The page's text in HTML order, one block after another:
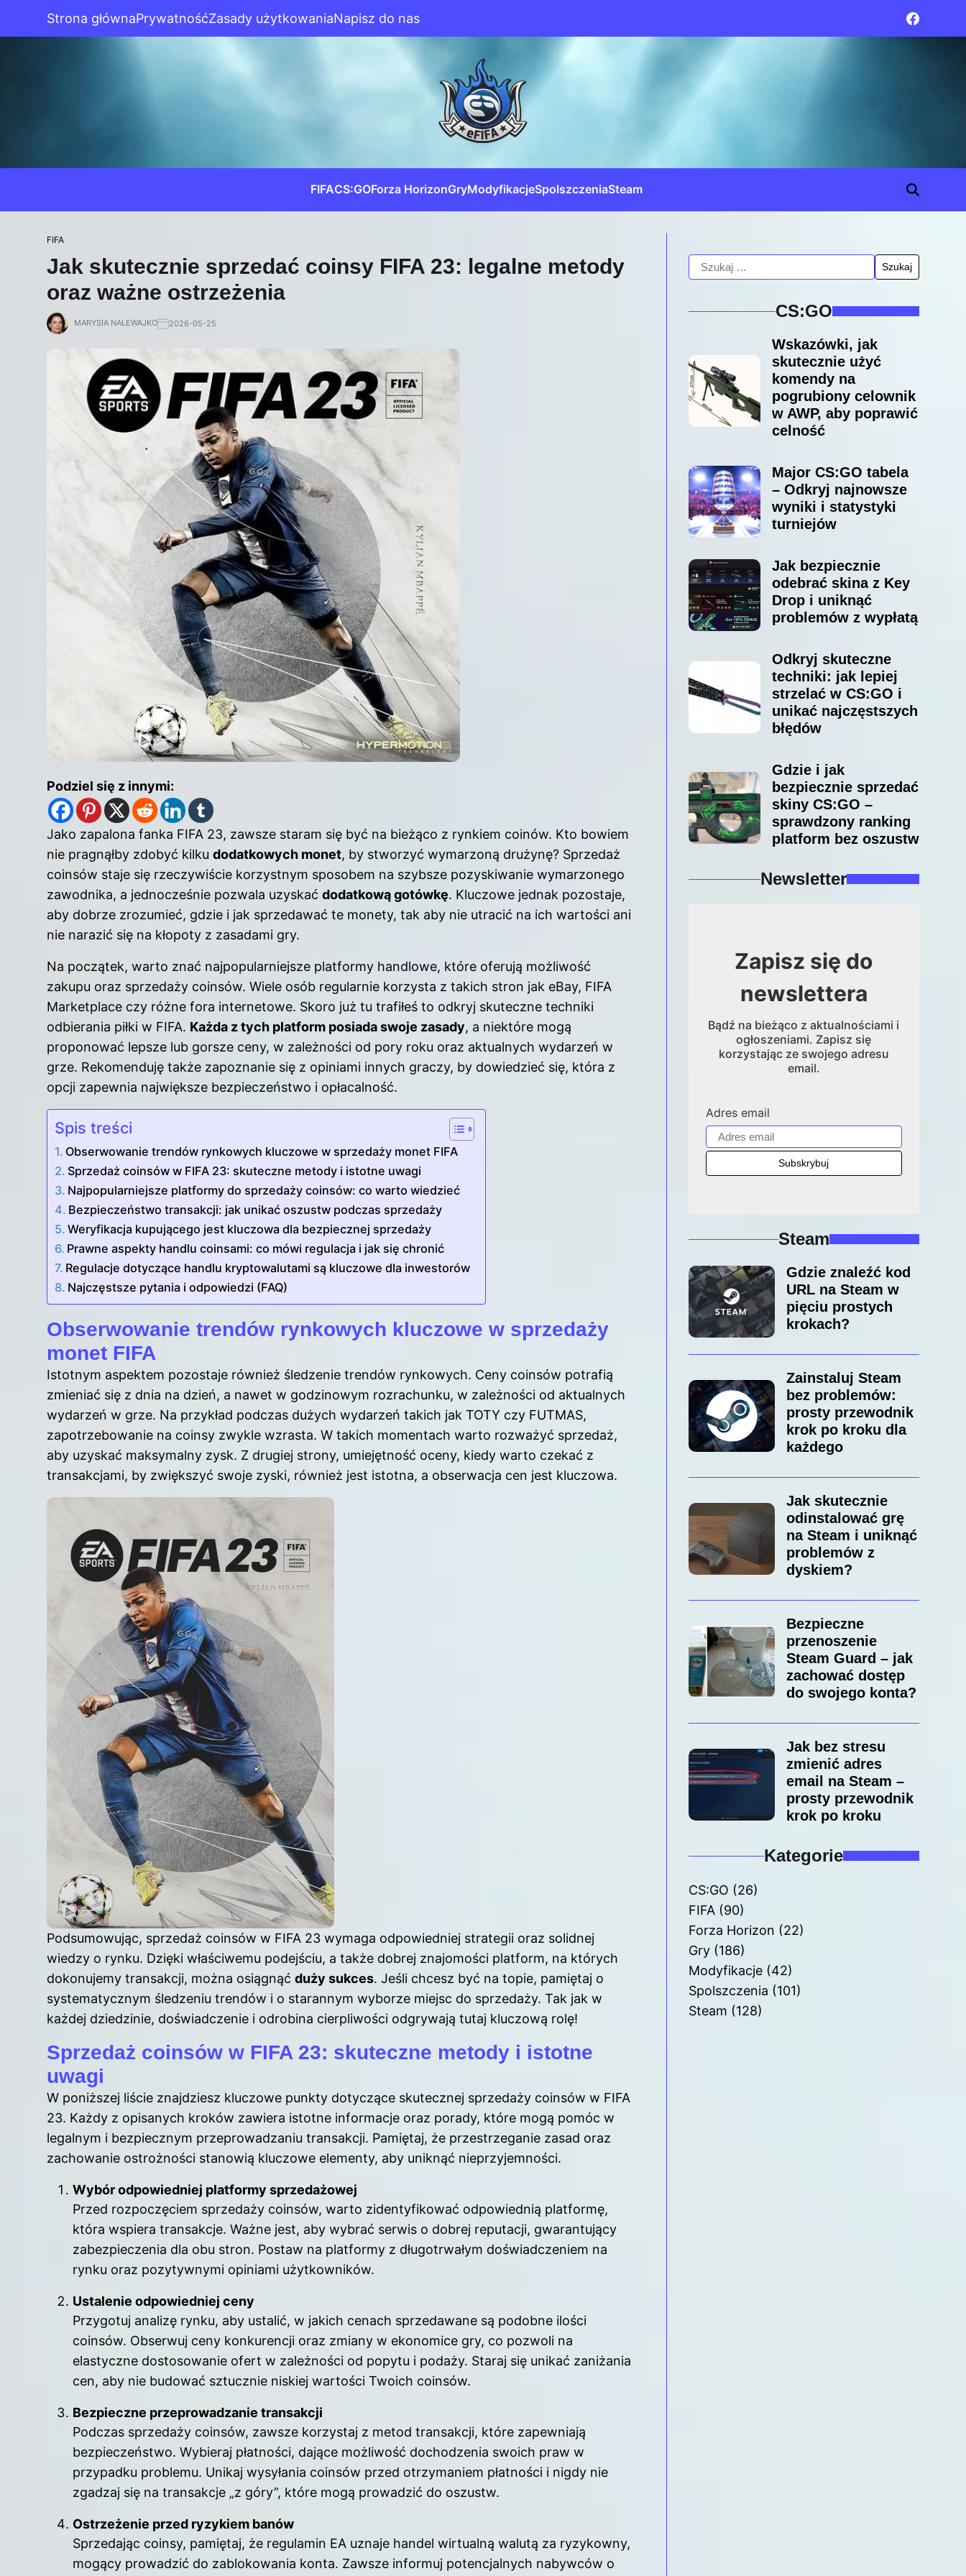
Strona głównaPrywatnośćZasady użytkowaniaNapisz do nas
FIFACS:GOForza HorizonGryModyfikacjeSpolszczeniaSteam
FIFA
Jak skutecznie sprzedać coinsy FIFA 23: legalne metody
oraz ważne ostrzeżenia
MARYSIA NALEWAJKO 2026-05-25
Podziel się z innymi:
Jako zapalona fanka FIFA 23, zawsze staram się być na bieżąco z rynkiem coinów. Kto bowiem
nie pragnąłby zdobyć kilku dodatkowych monet, by stworzyć wymarzoną drużynę? Sprzedaż
coinsów staje się rzeczywiście korzystnym sposobem na szybsze pozyskiwanie wymarzonego
zawodnika, a jednocześnie pozwala uzyskać dodatkową gotówkę. Kluczowe jednak pozostaje,
aby dobrze zrozumieć, gdzie i jak sprzedawać te monety, tak aby nie utracić na ich wartości ani
nie narazić się na kłopoty z zasadami gry.
Na początek, warto znać najpopularniejsze platformy handlowe, które oferują możliwość
zakupu oraz sprzedaży coinsów. Wiele osób regularnie korzysta z takich stron jak eBay, FIFA
Marketplace czy różne fora internetowe. Skoro już tu trafiłeś to odkryj skuteczne techniki
odbierania piłki w FIFA. Każda z tych platform posiada swoje zasady, a niektóre mogą
proponować lepsze lub gorsze ceny, w zależności od pory roku oraz aktualnych wydarzeń w
grze. Rekomenduję także zapoznanie się z opiniami innych graczy, by dowiedzieć się, która z
opcji zapewnia największe bezpieczeństwo i opłacalność.
Spis treści
Obserwowanie trendów rynkowych kluczowe w sprzedaży monet FIFA
Sprzedaż coinsów w FIFA 23: skuteczne metody i istotne uwagi
Najpopularniejsze platformy do sprzedaży coinsów: co warto wiedzieć
Bezpieczeństwo transakcji: jak unikać oszustw podczas sprzedaży
Weryfikacja kupującego jest kluczowa dla bezpiecznej sprzedaży
Prawne aspekty handlu coinsami: co mówi regulacja i jak się chronić
Regulacje dotyczące handlu kryptowalutami są kluczowe dla inwestorów
Najczęstsze pytania i odpowiedzi (FAQ)
Obserwowanie trendów rynkowych kluczowe w sprzedaży
monet FIFA
Istotnym aspektem pozostaje również śledzenie trendów rynkowych. Ceny coinsów potrafią
zmieniać się z dnia na dzień, a nawet w godzinowym rozrachunku, w zależności od aktualnych
wydarzeń w grze. Na przykład podczas dużych wydarzeń takich jak TOTY czy FUTMAS,
zapotrzebowanie na coinsy zwykle wzrasta. W takich momentach warto rozważyć sprzedaż,
aby uzyskać maksymalny zysk. Z drugiej strony, umiejętność oceny, kiedy warto czekać z
transakcjami, by zwiększyć swoje zyski, również jest istotna, a obserwacja cen jest kluczowa.
Podsumowując, sprzedaż coinsów w FIFA 23 wymaga odpowiedniej strategii oraz solidnej
wiedzy o rynku. Dzięki właściwemu podejściu, a także dobrej znajomości platform, na których
dokonujemy transakcji, można osiągnąć duży sukces. Jeśli chcesz być na topie, pamiętaj o
systematycznym śledzeniu trendów i o starannym wyborze miejsc do sprzedaży. Tak jak w
każdej dziedzinie, doświadczenie i odrobina cierpliwości odgrywają tutaj kluczową rolę!
Sprzedaż coinsów w FIFA 23: skuteczne metody i istotne
uwagi
W poniższej liście znajdziesz kluczowe punkty dotyczące skutecznej sprzedaży coinsów w FIFA
23. Każdy z opisanych kroków zawiera istotne informacje oraz porady, które mogą pomóc w
legalnym i bezpiecznym przeprowadzaniu transakcji. Pamiętaj, że przestrzeganie zasad oraz
zachowanie ostrożności stanowią kluczowe elementy, aby uniknąć nieprzyjemności.
Wybór odpowiedniej platformy sprzedażowej
Przed rozpoczęciem sprzedaży coinsów, warto zidentyfikować odpowiednią platformę,
która wspiera transakcje. Ważne jest, aby wybrać serwis o dobrej reputacji, gwarantujący
zabezpieczenia dla obu stron. Postaw na platformy z długotrwałym doświadczeniem na
rynku oraz pozytywnymi opiniami użytkowników.
Ustalenie odpowiedniej ceny
Przygotuj analizę rynku, aby ustalić, w jakich cenach sprzedawane są podobne ilości
coinsów. Obserwuj ceny konkurencji oraz zmiany w ekonomice gry, co pozwoli na
elastyczne dostosowanie ofert w zależności od popytu i podaży. Staraj się unikać zaniżania
cen, aby nie budować sztucznie niskiej wartości Twoich coinsów.
Bezpieczne przeprowadzanie transakcji
Podczas sprzedaży coinsów, zawsze korzystaj z metod transakcji, które zapewniają
bezpieczeństwo. Wybieraj płatności, dające możliwość dochodzenia swoich praw w
przypadku problemu. Unikaj wysyłania coinsów przed otrzymaniem płatności i nigdy nie
zgadzaj się na transakcje „z góry”, które mogą prowadzić do oszustw.
Ostrzeżenie przed ryzykiem banów
Sprzedając coinsy, pamiętaj, że regulamin EA uznaje handel wirtualną walutą za ryzykowny,
mogący prowadzić do zablokowania konta. Zawsze informuj potencjalnych nabywców o
CS:GO
Wskazówki, jak
skutecznie użyć
komendy na
pogrubiony celownik
w AWP, aby poprawić
celność
Major CS:GO tabela
– Odkryj najnowsze
wyniki i statystyki
turniejów
Jak bezpiecznie
odebrać skina z Key
Drop i uniknąć
problemów z wypłatą
Odkryj skuteczne
techniki: jak lepiej
strzelać w CS:GO i
unikać najczęstszych
błędów
Gdzie i jak
bezpiecznie sprzedać
skiny CS:GO –
sprawdzony ranking
platform bez oszustw
Newsletter
Zapisz się do
newslettera
Bądź na bieżąco z aktualnościami i
ogłoszeniami. Zapisz się
korzystając ze swojego adresu
email.
Adres email
Steam
Gdzie znaleźć kod
URL na Steam w
pięciu prostych
krokach?
Zainstaluj Steam
bez problemów:
prosty przewodnik
krok po kroku dla
każdego
Jak skutecznie
odinstalować grę
na Steam i uniknąć
problemów z
dyskiem?
Bezpieczne
przenoszenie
Steam Guard – jak
zachować dostęp
do swojego konta?
Jak bez stresu
zmienić adres
email na Steam –
prosty przewodnik
krok po kroku
Kategorie
CS:GO (26)
FIFA(90)
Forza Horizon (22)
Gry(186)
Modyfikacje(42)
Spolszczenia (101)
Steam (128)